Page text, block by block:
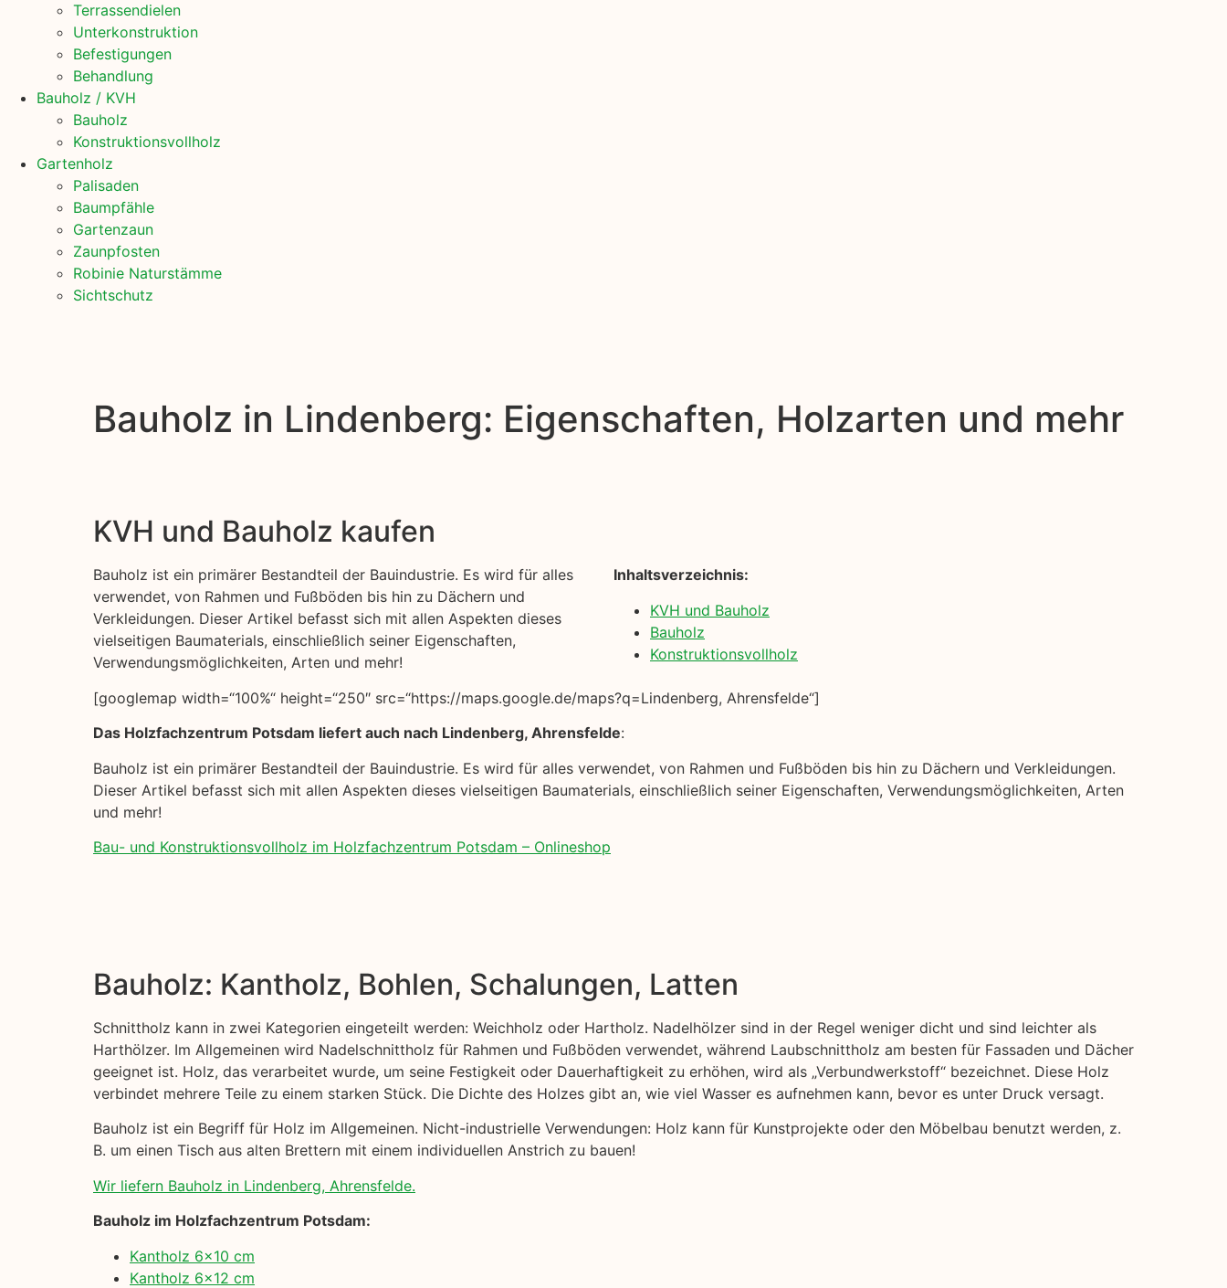
Terrassendielen
Unterkonstruktion
Befestigungen
Behandlung
Bauholz / KVH
Bauholz
Konstruktionsvollholz
Gartenholz
Palisaden
Baumpfähle
Gartenzaun
Zaunpfosten
Robinie Naturstämme
Sichtschutz
Bauholz in Lindenberg: Eigenschaften, Holzarten und mehr
KVH und Bauholz kaufen
Bauholz ist ein primärer Bestandteil der Bauindustrie. Es wird für alles
verwendet, von Rahmen und Fußböden bis hin zu Dächern und
Verkleidungen. Dieser Artikel befasst sich mit allen Aspekten dieses
vielseitigen Baumaterials, einschließlich seiner Eigenschaften,
Verwendungsmöglichkeiten, Arten und mehr!
Inhaltsverzeichnis:
KVH und Bauholz
Bauholz
Konstruktionsvollholz
[googlemap width=“100%“ height=“250″ src=“https://maps.google.de/maps?q=Lindenberg, Ahrensfelde“]
Das Holzfachzentrum Potsdam liefert auch nach Lindenberg, Ahrensfelde:
Bauholz ist ein primärer Bestandteil der Bauindustrie. Es wird für alles verwendet, von Rahmen und Fußböden bis hin zu Dächern und Verkleidungen.
Dieser Artikel befasst sich mit allen Aspekten dieses vielseitigen Baumaterials, einschließlich seiner Eigenschaften, Verwendungsmöglichkeiten, Arten
und mehr!
Bau- und Konstruktionsvollholz im Holzfachzentrum Potsdam – Onlineshop
Bauholz: Kantholz, Bohlen, Schalungen, Latten
Schnittholz kann in zwei Kategorien eingeteilt werden: Weichholz oder Hartholz. Nadelhölzer sind in der Regel weniger dicht und sind leichter als
Harthölzer. Im Allgemeinen wird Nadelschnittholz für Rahmen und Fußböden verwendet, während Laubschnittholz am besten für Fassaden und Dächer
geeignet ist. Holz, das verarbeitet wurde, um seine Festigkeit oder Dauerhaftigkeit zu erhöhen, wird als „Verbundwerkstoff“ bezeichnet. Diese Holz
verbindet mehrere Teile zu einem starken Stück. Die Dichte des Holzes gibt an, wie viel Wasser es aufnehmen kann, bevor es unter Druck versagt.
Bauholz ist ein Begriff für Holz im Allgemeinen. Nicht-industrielle Verwendungen: Holz kann für Kunstprojekte oder den Möbelbau benutzt werden, z.
B. um einen Tisch aus alten Brettern mit einem individuellen Anstrich zu bauen!
Wir liefern Bauholz in Lindenberg, Ahrensfelde.
Bauholz im Holzfachzentrum Potsdam:
Kantholz 6×10 cm
Kantholz 6×12 cm